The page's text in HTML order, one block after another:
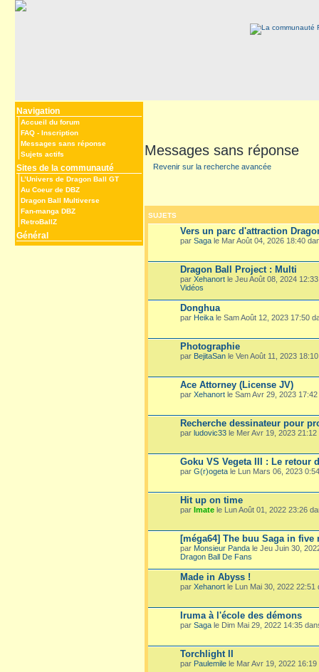
Navigation
Accueil du forum
FAQ - Inscription
Messages sans réponse
Sujets actifs
Sites de la communauté
L’Univers de Dragon Ball GT
Au Coeur de DBZ
Dragon Ball Multiverse
Fan-manga DBZ
RetroBallZ
Général
Messages sans réponse
Revenir sur la recherche avancée
SUJETS
Vers un parc d'attraction
par Saga le Mar Août 04, 2026 18:40
Dragon Ball Project : Multi
par Xehanort le Jeu Août 08, 2024
Vidéos
Donghua
par Heika le Sam Août 12, 2023 17:50
Photographie
par BejitaSan le Ven Août 11, 2023
Ace Attorney (License JV)
par Xehanort le Sam Avr 29, 2023
Recherche dessinateur pour
par ludovic33 le Mer Avr 19, 2023
Goku VS Vegeta III : Le retour
par G(r)ogeta le Lun Mars 06, 2023
Hit up on time
par Imate le Lun Août 01, 2022 23:26
[méga64] The buu Saga in five
par Monsieur Panda le Jeu Juin 30,
Dragon Ball De Fans
Made in Abyss !
par Xehanort le Lun Mai 30, 2022 22:51
Iruma à l'école des démons
par Saga le Dim Mai 29, 2022 14:35
Torchlight II
par Paulemile le Mar Avr 19, 2022